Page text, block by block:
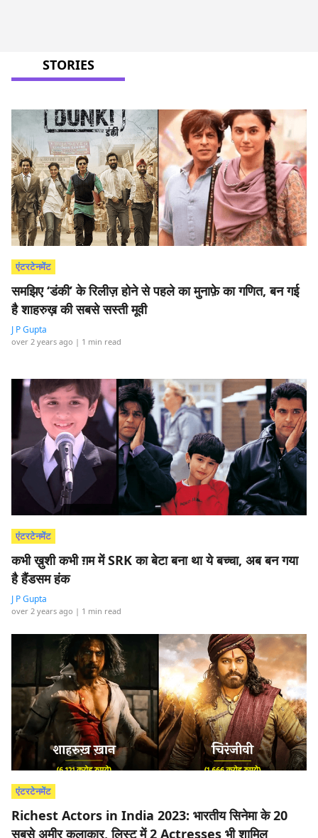
STORIES
एंटरटेनमेंट
समझिए ‘डंकी’ के रिलीज़ होने से पहले का मुनाफ़े का गणित, बन गई
है शाहरुख़ की सबसे सस्ती मूवी
J P Gupta
over 2 years ago | 1 min read
एंटरटेनमेंट
कभी ख़ुशी कभी ग़म में SRK का बेटा बना था ये बच्चा, अब बन गया
है हैंडसम हंक
J P Gupta
over 2 years ago | 1 min read
एंटरटेनमेंट
Richest Actors in India 2023: भारतीय सिनेमा के 20
सबसे अमीर कलाकार, लिस्ट में 2 Actresses भी शामिल